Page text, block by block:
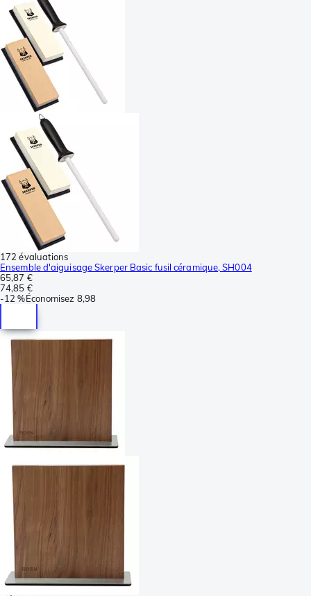
172 évaluations
Ensemble d'aiguisage Skerper Basic fusil céramique, SH004
65,87 €
74,85 €
-12 %Économisez 8,98